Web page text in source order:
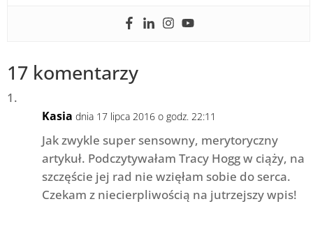
17 komentarzy
Kasia dnia 17 lipca 2016 o godz. 22:11
Jak zwykle super sensowny, merytoryczny
artykuł. Podczytywałam Tracy Hogg w ciąży, na
szczęście jej rad nie wzięłam sobie do serca.
Czekam z niecierpliwością na jutrzejszy wpis!